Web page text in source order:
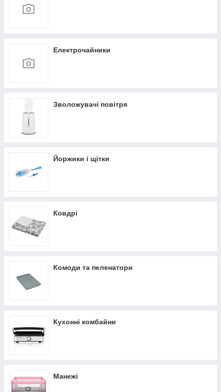
Електрочайники
Зволожувачі повітря
Йоржики і щітки
Ковдрі
Комоди та пеленатори
Кухонні комбайни
Манежі